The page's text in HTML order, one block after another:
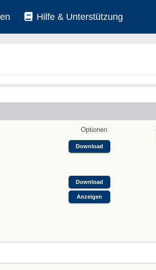
Hilfe & Unterstützung
Optionen
Download
Download
Anzeigen